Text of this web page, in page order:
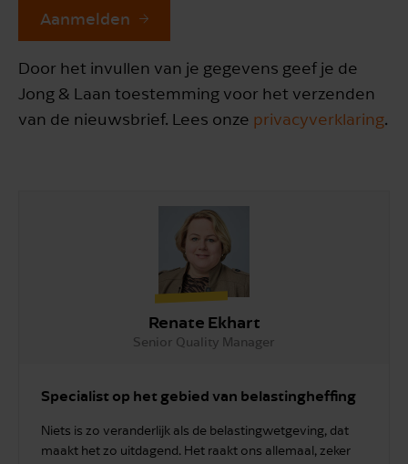
Aanmelden
Door het invullen van je gegevens geef je de
Jong & Laan toestemming voor het verzenden
van de nieuwsbrief. Lees onze privacyverklaring.
Renate Ekhart
Senior Quality Manager
Specialist op het gebied van belastingheffing
Niets is zo veranderlijk als de belastingwetgeving, dat
maakt het zo uitdagend. Het raakt ons allemaal, zeker